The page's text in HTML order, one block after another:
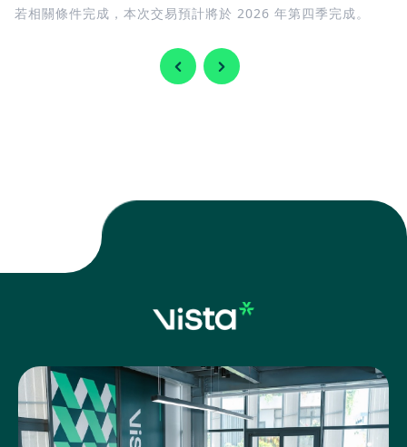
若相關條件完成，本次交易預計將於 2026 年第四季完成。